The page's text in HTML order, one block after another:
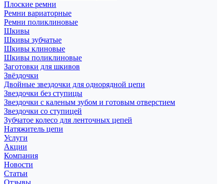
Плоские ремни
Ремни вариаторные
Ремни поликлиновые
Шкивы
Шкивы зубчатые
Шкивы клиновые
Шкивы поликлиновые
Заготовки для шкивов
Звёздочки
Двойные звездочки для однорядной цепи
Звездочки без ступицы
Звездочки с каленым зубом и готовым отверстием
Звездочки со ступицей
Зубчатое колесо для ленточных цепей
Натяжитель цепи
Услуги
Акции
Компания
Новости
Статьи
Отзывы